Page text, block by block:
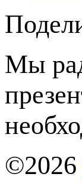
Мы
©2026